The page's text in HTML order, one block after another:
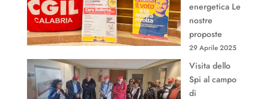
energetica Le
nostre
proposte
29 Aprile 2025
Visita dello
Spi al campo
di